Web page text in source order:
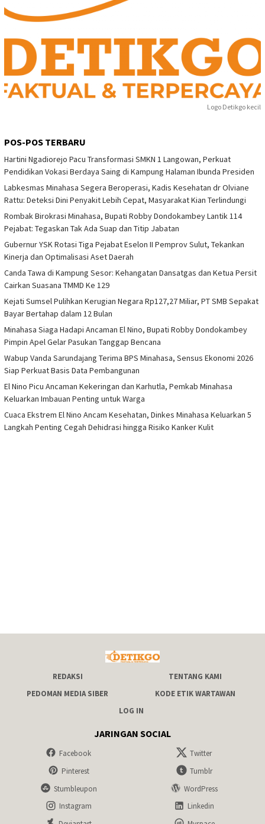
Logo Detikgo kecil
POS-POS TERBARU
Hartini Ngadiorejo Pacu Transformasi SMKN 1 Langowan, Perkuat
Pendidikan Vokasi Berdaya Saing di Kampung Halaman Ibunda Presiden
Labkesmas Minahasa Segera Beroperasi, Kadis Kesehatan dr Olviane
Rattu: Deteksi Dini Penyakit Lebih Cepat, Masyarakat Kian Terlindungi
Rombak Birokrasi Minahasa, Bupati Robby Dondokambey Lantik 114
Pejabat: Tegaskan Tak Ada Suap dan Titip Jabatan
Gubernur YSK Rotasi Tiga Pejabat Eselon II Pemprov Sulut, Tekankan
Kinerja dan Optimalisasi Aset Daerah
Canda Tawa di Kampung Sesor: Kehangatan Dansatgas dan Ketua Persit
Cairkan Suasana TMMD Ke 129
Kejati Sumsel Pulihkan Kerugian Negara Rp127,27 Miliar, PT SMB Sepakat
Bayar Bertahap dalam 12 Bulan
Minahasa Siaga Hadapi Ancaman El Nino, Bupati Robby Dondokambey
Pimpin Apel Gelar Pasukan Tanggap Bencana
Wabup Vanda Sarundajang Terima BPS Minahasa, Sensus Ekonomi 2026
Siap Perkuat Basis Data Pembangunan
El Nino Picu Ancaman Kekeringan dan Karhutla, Pemkab Minahasa
Keluarkan Imbauan Penting untuk Warga
Cuaca Ekstrem El Nino Ancam Kesehatan, Dinkes Minahasa Keluarkan 5
Langkah Penting Cegah Dehidrasi hingga Risiko Kanker Kulit
REDAKSI
TENTANG KAMI
PEDOMAN MEDIA SIBER
KODE ETIK WARTAWAN
LOG IN
JARINGAN SOCIAL
Facebook
Twitter
Pinterest
Tumblr
Stumbleupon
WordPress
Instagram
Linkedin